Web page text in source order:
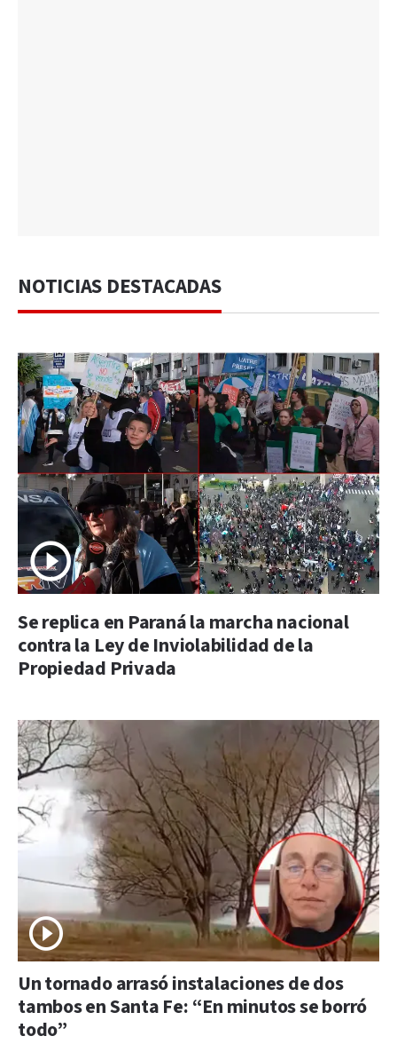
NOTICIAS DESTACADAS
Se replica en Paraná la marcha nacional
contra la Ley de Inviolabilidad de la
Propiedad Privada
Un tornado arrasó instalaciones de dos
tambos en Santa Fe: “En minutos se borró
todo”